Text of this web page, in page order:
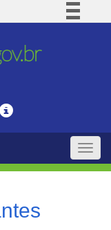
BR
Legislação
Toggle